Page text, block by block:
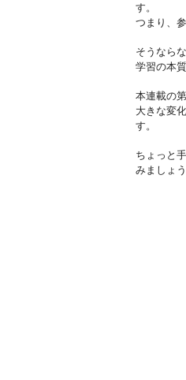
す。
つまり、
そうなら
学習の本
本連載の
大きな変
す。
ちょっと
みましょう